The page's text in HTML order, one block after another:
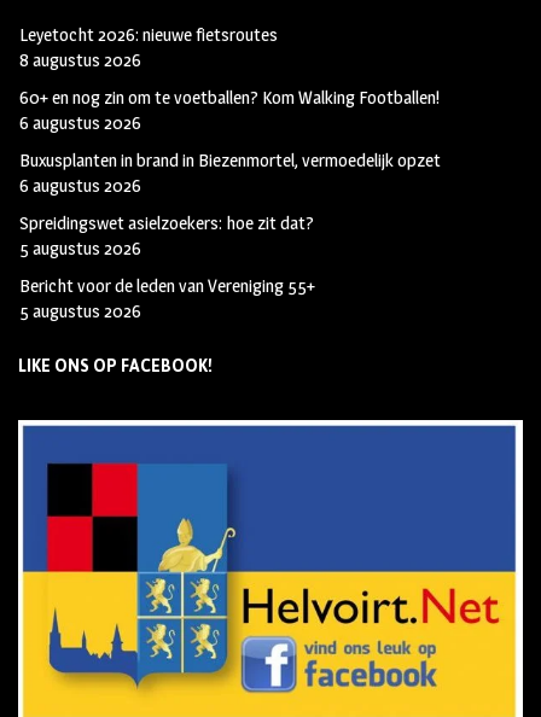
Leyetocht 2026: nieuwe fietsroutes
8 augustus 2026
60+ en nog zin om te voetballen? Kom Walking Footballen!
6 augustus 2026
Buxusplanten in brand in Biezenmortel, vermoedelijk opzet
6 augustus 2026
Spreidingswet asielzoekers: hoe zit dat?
5 augustus 2026
Bericht voor de leden van Vereniging 55+
5 augustus 2026
LIKE ONS OP FACEBOOK!